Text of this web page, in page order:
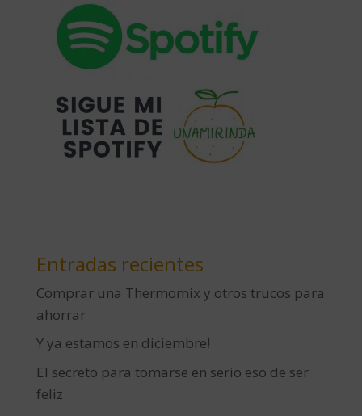
Entradas recientes
Comprar una Thermomix y otros trucos para
ahorrar
Y ya estamos en diciembre!
El secreto para tomarse en serio eso de ser
feliz